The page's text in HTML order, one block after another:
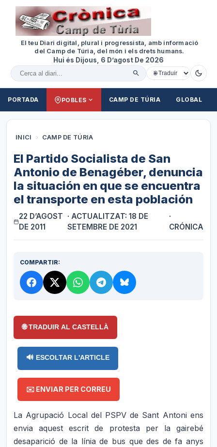
El teu Diari digital, plural i progressista, amb informació
del Camp de Túria, del món i els drets humans.
Hui és Dijous, 6 D’agost De 2026
Cercar al diari
PORTADA POBLES CAMP DE TÚRIA GLOBAL
INICI › CAMP DE TÚRIA
El Partido Socialista de San
Antonio de Benagéber, denuncia
la situación en que se encuentra
el transporte en esta población
22 D’AGOST
DE 2011
· ACTUALITZAT: 18 DE
SETEMBRE DE 2021
·
CRÓNICA
COMPARTIR:
🌐 TRADUIR AL CASTELLÀ
🔊 ESCOLTAR L'ARTICLE
✉️ ENVIAR PER CORREU
La Agrupació Local del PSPV de Sant Antoni ens
envia aquest escrit de protesta per la gairebé
desaparició de la línia de bus que des de fa anys